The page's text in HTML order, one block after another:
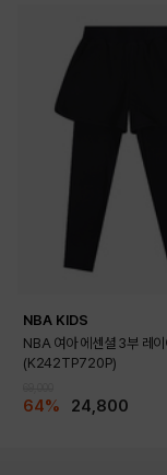
NBA KIDS
NBA 여아 에센셜 3부 레이
(K242TP720P)
64% 24,800